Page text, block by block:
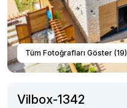
Tüm Fotoğrafları Göster (19)
Vilbox-1342